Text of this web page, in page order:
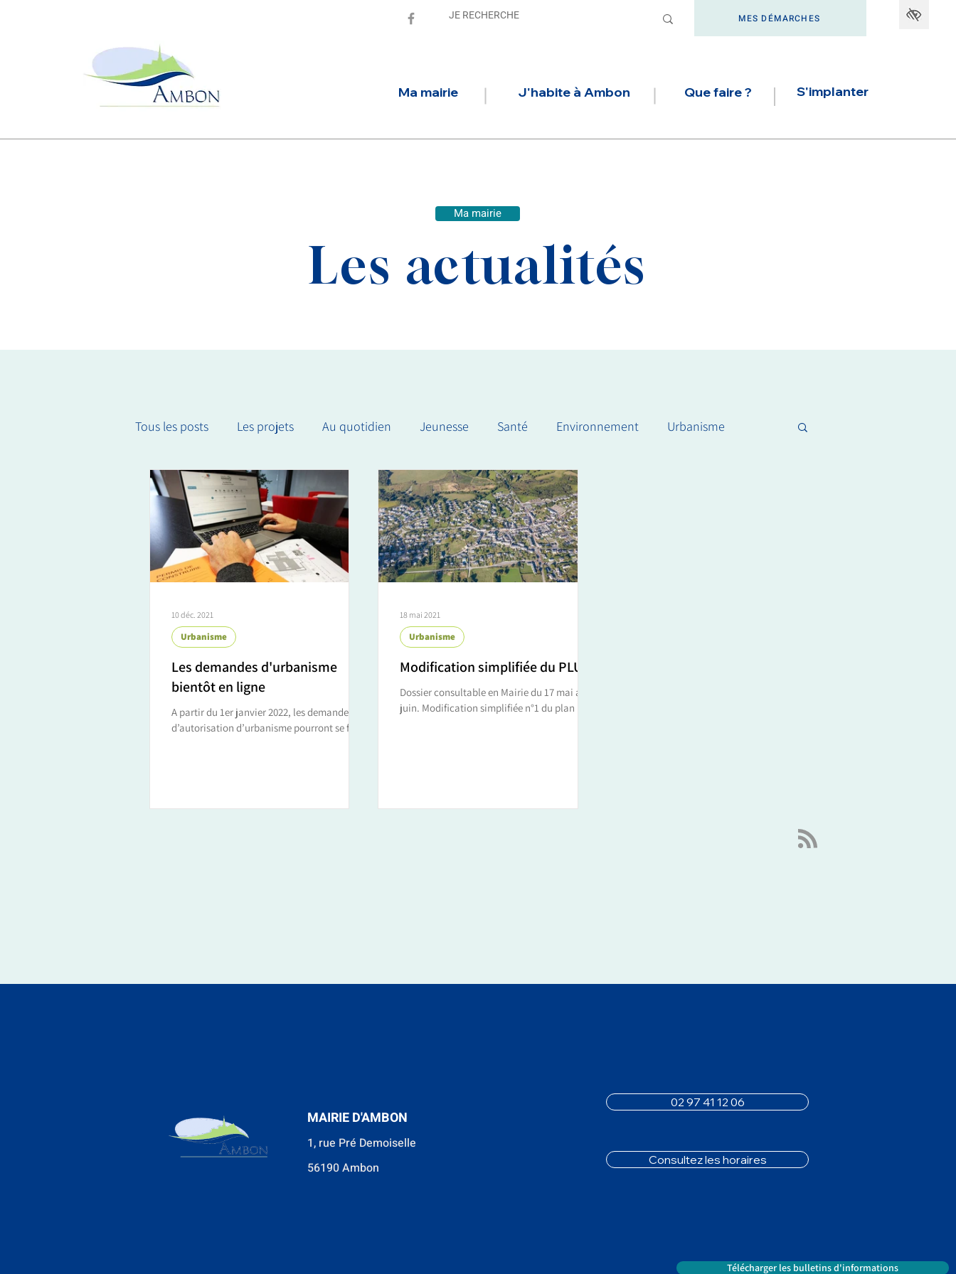
MES DÉMARCHES
Ma mairie J'habite à Ambon Que faire ? S'implanter
Ma mairie
Les actualités
Tous les posts Les projets Au quotidien Jeunesse Santé Environnement Urbanisme
Culture et événements
Les demandes d'urbanisme
bientôt en ligne
A partir du 1er janvier 2022, les demandes
d’autorisation d’urbanisme pourront se faire
Urbanisme
10 déc. 2021
Modification simplifiée du PLU
Dossier consultable en Mairie du 17 mai au 18
juin. Modification simplifiée n°1 du plan local
Urbanisme
18 mai 2021
Télécharger les bulletins d'informations
MAIRIE D'AMBON
1, rue Pré Demoiselle
56190 Ambon
02 97 41 12 06
Consultez les horaires